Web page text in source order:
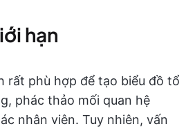
hạn
rất phù hợp để tạo biểu đồ tổ
phác thảo mối quan hệ
nhân viên. Tuy nhiên, vấn